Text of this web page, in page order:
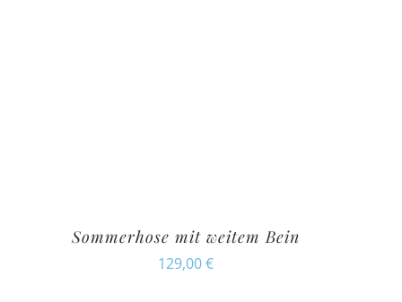
Sommerhose mit weitem Bein
129,00€